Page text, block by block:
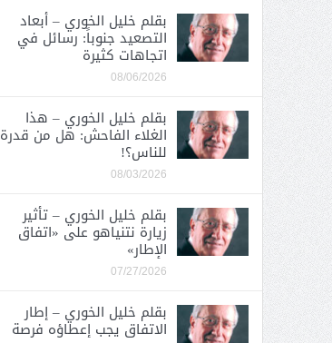
بقلم خليل الخوري – أبعاد
التصعيد جنوباً: رسائل في
اتجاهات كثيرة
08/06/2026
بقلم خليل الخوري – هذا
الغلاء الفاحش: هل من قدرة
للناس؟!
08/03/2026
بقلم خليل الخوري – تأثير
زيارة نتنياهو على «اتفاق
الإطار»
07/27/2026
بقلم خليل الخوري – إطار
الاتفاق يجب إعطاؤه فرصة